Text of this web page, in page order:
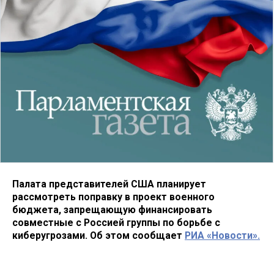
Палата представителей США планирует
рассмотреть поправку в проект военного
бюджета, запрещающую финансировать
совместные с Россией группы по борьбе с
киберугрозами. Об этом сообщает РИА «Новости».